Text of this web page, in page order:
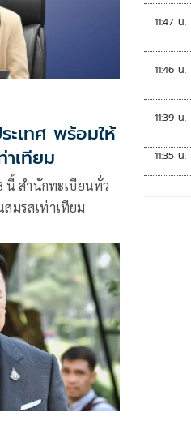
ะเทศ พร้อมให้
เทียม
นี้ สำนักทะเบียนทั่ว
มรสเท่าเทียม
11:47 น.
11:46 น.
11:39 น.
11:35 น.